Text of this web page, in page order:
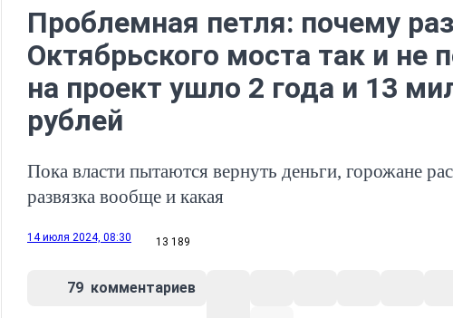
Проблемная петля: почему
Октябрьского моста так и не
на проект ушло 2 года и 13
рублей
Пока власти пытаются вернуть деньги, горожане
развязка вообще и какая
14 июля 2024, 08:30 13 189
79 комментариев